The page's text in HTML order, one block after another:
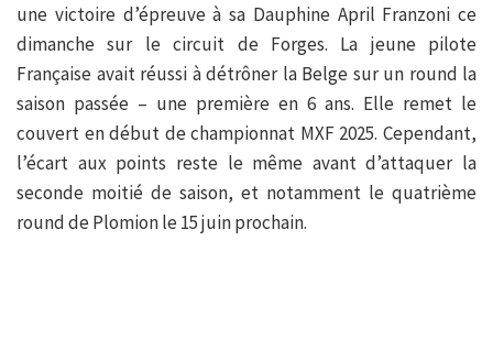
une victoire d’épreuve à sa Dauphine April Franzoni ce
dimanche sur le circuit de Forges. La jeune pilote
Française avait réussi à détrôner la Belge sur un round la
saison passée – une première en 6 ans. Elle remet le
couvert en début de championnat MXF 2025. Cependant,
l’écart aux points reste le même avant d’attaquer la
seconde moitié de saison, et notamment le quatrième
round de Plomion le 15 juin prochain.